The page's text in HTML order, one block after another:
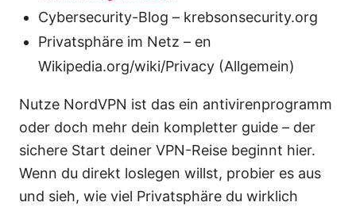
Cybersecurity-Blog – krebsonsecurity.org
Privatsphäre im Netz – en
Wikipedia.org/wiki/Privacy (Allgemein)
Nutze NordVPN ist das ein antivirenprogramm
oder doch mehr dein kompletter guide – der
sichere Start deiner VPN-Reise beginnt hier.
Wenn du direkt loslegen willst, probier es aus
und sieh, wie viel Privatsphäre du wirklich